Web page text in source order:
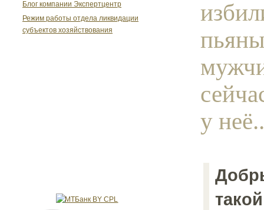
Блог компании Экспертцентр
Режим работы отдела ликвидации
субъектов хозяйствования
у